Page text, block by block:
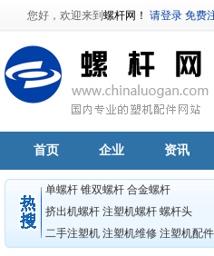
您好，欢迎来到 螺杆网！ 请登录 免费
首页 企业 资讯
单螺杆 锥双螺杆 合金螺杆
挤出机螺杆 注塑机螺杆 螺杆头
二手注塑机 注塑机维修 注塑机配件